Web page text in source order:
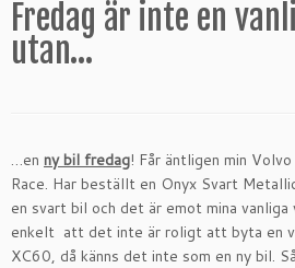
Fredag är inte en
utan…
…en ny bil fredag! Får äntligen min
Race. Har beställt en Onyx Svart
en svart bil och det är emot mina vanliga
enkelt att det inte är roligt att byta en
XC60, då känns det inte som en ny bil.